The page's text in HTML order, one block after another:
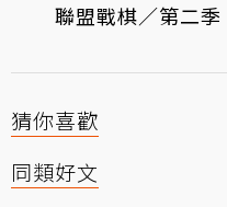
聯盟戰棋／第二
猜你喜歡
同類好文